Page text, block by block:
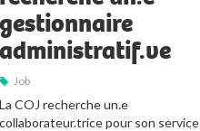
gestionnaire
administratif.ve
Job
La COJ recherche un.e
collaborateur.trice pour son service